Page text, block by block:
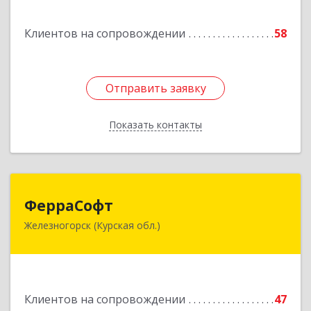
Клиентов на сопровождении 58
Отправить заявку
Показать контакты
Отправить заявку
Назад
ФерраСофт
Железногорск (Курская обл.)
Клиентов на сопровождении 47
307179, Курская обл, Железногорск г, Ленина ул,